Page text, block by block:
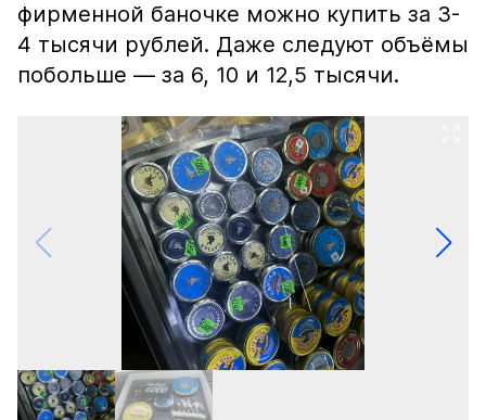
фирменной баночке можно купить за 3-
4 тысячи рублей. Даже следуют объёмы
побольше — за 6, 10 и 12,5 тысячи.